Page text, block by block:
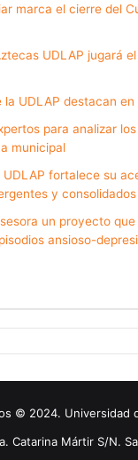
marca el cierre del
UDLAP jugará
la UDLAP destacan
para analizar
municipal
fortalece su
y consolidados
un proyecto
ansioso-
© 2024. Universidad
Catarina Mártir S/N.